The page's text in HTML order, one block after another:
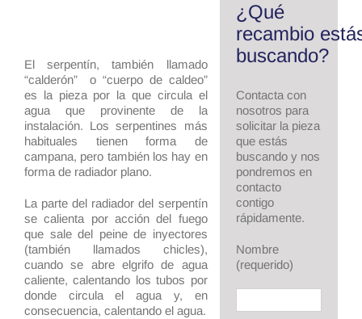
El serpentín, también llamado
“calderón” o “cuerpo de caldeo”
es la pieza por la que circula el
agua que provinente de la
instalación. Los serpentines más
habituales tienen forma de
campana, pero también los hay en
forma de radiador plano.
La parte del radiador del serpentín
se calienta por acción del fuego
que sale del peine de inyectores
(también llamados chicles),
cuando se abre elgrifo de agua
caliente, calentando los tubos por
donde circula el agua y, en
consecuencia, calentando el agua.
¿Qué
recambio
buscando?
Contacta con
nosotros para
solicitar la pieza
que estás
buscando y nos
pondremos en
contacto
contigo
rápidamente.
Nombre
(requerido)